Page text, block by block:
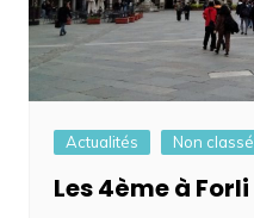
Actualités Non classé
Les 4ème à Forli